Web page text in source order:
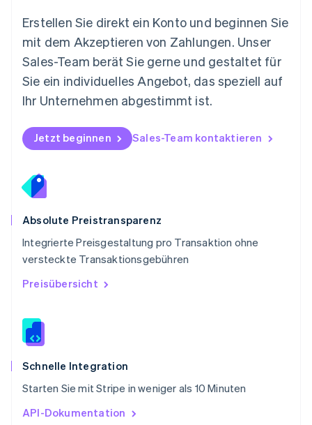
Erstellen Sie direkt ein Konto und beginnen Sie
mit dem Akzeptieren von Zahlungen. Unser
Sales-Team berät Sie gerne und gestaltet für
Sie ein individuelles Angebot, das speziell auf
Ihr Unternehmen abgestimmt ist.
Jetzt beginnen Sales-Team kontaktieren
Absolute Preistransparenz
Integrierte Preisgestaltung pro Transaktion ohne
versteckte Transaktionsgebühren
Preisübersicht
Schnelle Integration
Starten Sie mit Stripe in weniger als 10 Minuten
API-Dokumentation
Österreich
Polen
English
Portugal
Português English
Rumänien
Schweden
Svenska English
Deutsch
Singapur
English
Slowakei
Slowenien
EnglishItaliano
Sonderverwaltungsregion Hongkong,
Spanien
Thailand
ไทยEnglish
English
English